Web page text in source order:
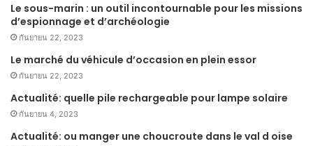
Le sous-marin : un outil incontournable pour les missions
d’espionnage et d’archéologie
กันยายน 22, 2023
Le marché du véhicule d’occasion en plein essor
กันยายน 22, 2023
Actualité: quelle pile rechargeable pour lampe solaire
กันยายน 4, 2023
Actualité: ou manger une choucroute dans le val d oise